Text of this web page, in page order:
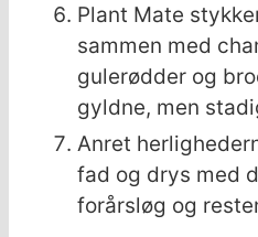
Plant Mate
sammen med
gulerødder og
gyldne, men
Anret
fad og drys med
forårsløg og